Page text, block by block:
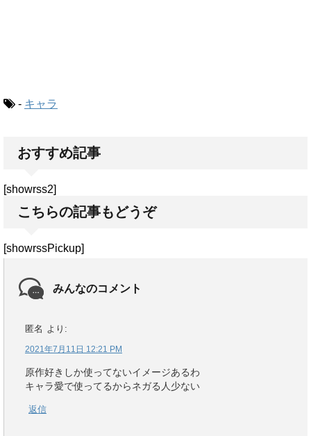
- キャラ
おすすめ記事
[showrss2]
こちらの記事もどうぞ
[showrssPickup]
みんなのコメント
匿名 より:
2021年7月11日 12:21 PM
原作好きしか使ってないイメージあるわ
キャラ愛で使ってるからネガる人少ない
返信